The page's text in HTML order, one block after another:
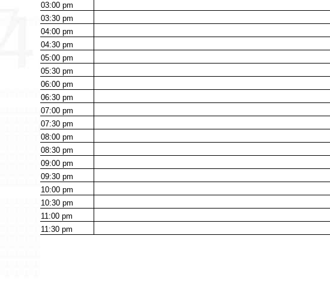
03:00pm
03:30pm
04:00pm
04:30pm
05:00pm
05:30pm
06:00pm
06:30pm
07:00pm
07:30pm
08:00pm
08:30pm
09:00pm
09:30pm
10:00pm
10:30pm
11:00pm
11:30pm